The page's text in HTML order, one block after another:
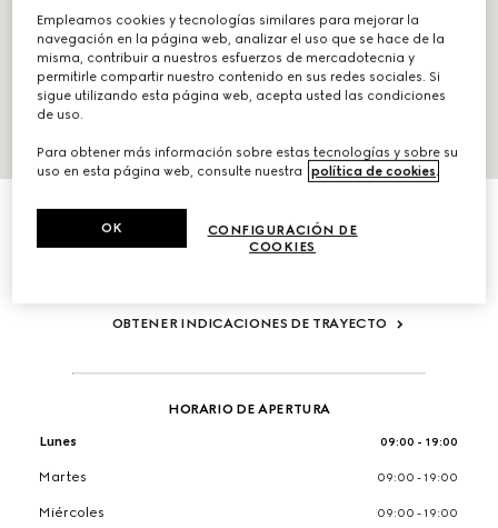
ACERCA DE
Ocean Mall, Shop 249 Lagoon Drive, Umhlanga 7&10
Durban,2930,South Africa
OBTENER INDICACIONES DE TRAYECTO
HORARIO DE APERTURA
Lunes 09:00 - 19:00
Martes 09:00 - 19:00
Miércoles 09:00 - 19:00
Empleamos cookies y tecnologías similares para mejorar la
navegación en la página web, analizar el uso que se hace de la
misma, contribuir a nuestros esfuerzos de mercadotecnia y
permitirle compartir nuestro contenido en sus redes sociales. Si
sigue utilizando esta página web, acepta usted las condiciones
de uso.
Para obtener más información sobre estas tecnologías y sobre su
uso en esta página web, consulte nuestra
política de cookies
CONFIGURACIÓN DE
COOKIES
OK